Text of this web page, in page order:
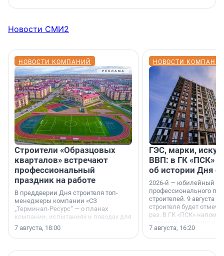
Новости СМИ2
НОВОСТИ КОМПАНИЙ
Строители «Образцовых
кварталов» встречают
профессиональный
праздник на работе
В преддверии Дня строителя топ-
менеджеры компании «СЗ
„Терминал-Ресурс“ — о планах
компании, испытаниях и поводах для
осторожного оптимизма.
7 августа, 18:00
НОВОСТИ
ГЭС, марки,
ВВП: в ГК «ПСК»
об истории Дня
2026-й — юбилейный
профессионального
строителей. 9 августа
строителя будет
раз. В ГК «ПСК»
поменялась роль
7 августа, 16:20